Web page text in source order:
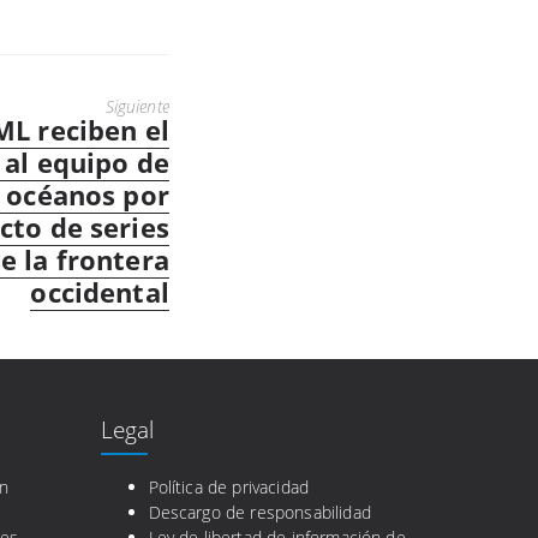
Siguiente
reciben el
equipo de
por
de series
la frontera
occidental
Legal
Política de privacidad
Descargo de responsabilidad